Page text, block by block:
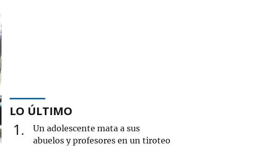
LO ÚLTIMO
1
Un adolescente mata a sus
abuelos y profesores en un tiroteo